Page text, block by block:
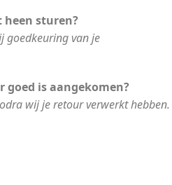
sturen?
goedkeuring van je
goed is aangekomen?
wij je retour verwerkt hebben.